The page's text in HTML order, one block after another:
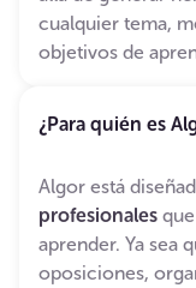
cualquier tema,
objetivos de
¿Para quién es
Algor está
profesionales
aprender. Ya sea
oposiciones,